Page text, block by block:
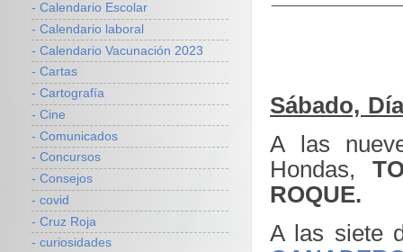
Sábado,
A las
Hondas,
ROQUE.
A las siete
- Calendario Escolar
- Calendario laboral
- Calendario Vacunación 2023
- Cartas
- Cartografía
- Cine
- Comunicados
- Concursos
- Consejos
- covid
- Cruz Roja
- curiosidades